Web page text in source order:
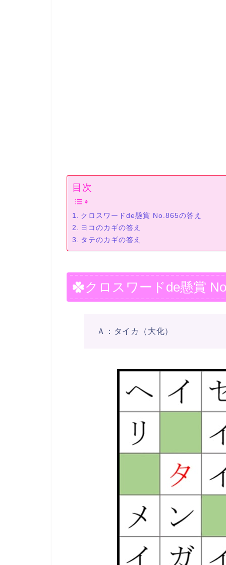
目次
クロスワードde懸賞 No.865の答え
ヨコのカギの答え
タテのカギの答え
クロスワードde懸賞
Ａ：タイカ（大化）